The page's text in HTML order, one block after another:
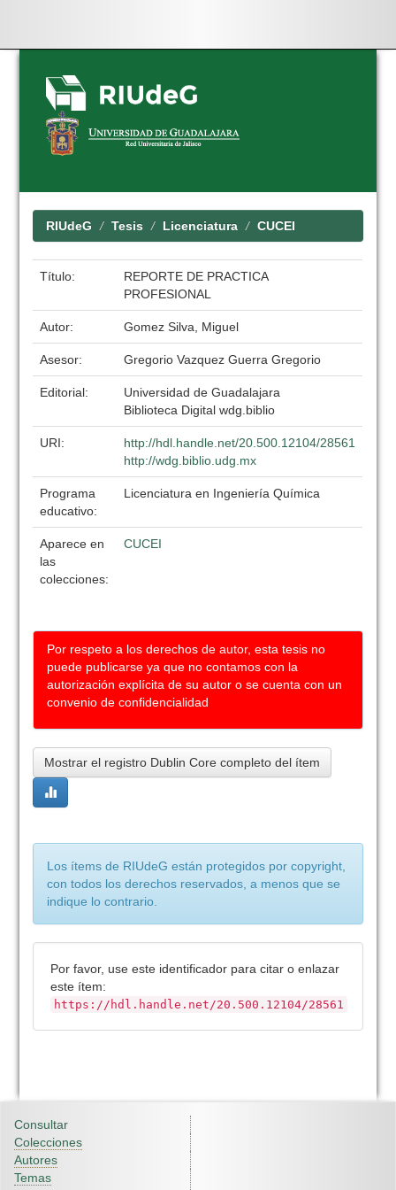
Skip
navigation
RIUdeG Tesis Licenciatura CUCEI
Título:
REPORTE DE PRACTICA
PROFESIONAL
Autor: Gomez Silva, Miguel
Asesor: Gregorio Vazquez Guerra Gregorio
Editorial:
Universidad de Guadalajara
Biblioteca Digital wdg.biblio
URI:
http://hdl.handle.net/20.500.12104/28561
http://wdg.biblio.udg.mx
Programa
educativo:
Licenciatura en Ingeniería Química
Aparece en
las
colecciones:
CUCEI
Por respeto a los derechos de autor, esta tesis no
puede publicarse ya que no contamos con la
autorización explícita de su autor o se cuenta con un
convenio de confidencialidad
Mostrar el registro Dublin Core completo del ítem
Los ítems de RIUdeG están protegidos por copyright,
con todos los derechos reservados, a menos que se
indique lo contrario.
Por favor, use este identificador para citar o enlazar
este ítem:
https://hdl.handle.net/20.500.12104/28561
Consultar
Colecciones
Autores
Temas